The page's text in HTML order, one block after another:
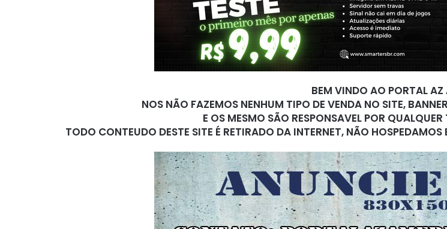
BEM VINDO AO PORTAL
NOS NÃO FAZEMOS NENHUM TIPO DE VENDA NO SITE,
E OS MESMO SÃO RESPONSAVEL POR
TODO CONTEUDO DESTE SITE É RETIRADO DA INTERNET, NÃO